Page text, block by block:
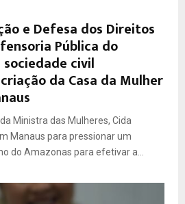
e Defesa dos Direitos
Pública do
civil
da Casa da Mulher
Ministra das Mulheres, Cida
Manaus para pressionar um
do Amazonas para efetivar a...